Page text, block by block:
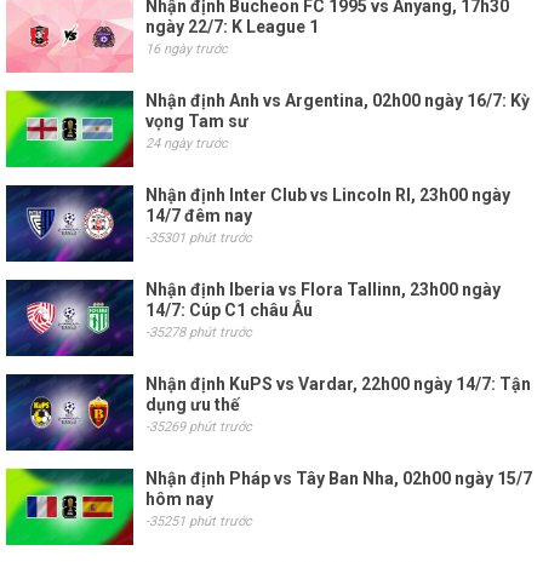
Nhận định Bucheon FC 1995 vs Anyang, 17h30
ngày 22/7: K League 1
16 ngày trước
Nhận định Anh vs Argentina, 02h00 ngày 16/7: Kỳ
vọng Tam sư
24 ngày trước
Nhận định Inter Club vs Lincoln RI, 23h00 ngày
14/7 đêm nay
-35301 phút trước
Nhận định Iberia vs Flora Tallinn, 23h00 ngày
14/7: Cúp C1 châu Âu
-35278 phút trước
Nhận định KuPS vs Vardar, 22h00 ngày 14/7: Tận
dụng ưu thế
-35269 phút trước
Nhận định Pháp vs Tây Ban Nha, 02h00 ngày 15/7
hôm nay
-35251 phút trước